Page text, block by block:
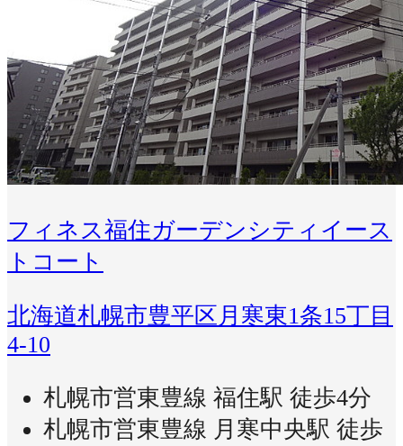
フィネス福住ガーデンシティイース
トコート
北海道札幌市豊平区月寒東1条15丁目
4-10
札幌市営東豊線 福住駅 徒歩4分
札幌市営東豊線 月寒中央駅 徒歩